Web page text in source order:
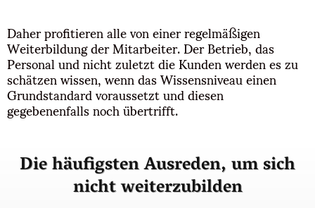
Daher profitieren alle von einer regelmäßigen
Weiterbildung der Mitarbeiter. Der Betrieb, das
Personal und nicht zuletzt die Kunden werden es zu
schätzen wissen, wenn das Wissensniveau einen
Grundstandard voraussetzt und diesen
gegebenenfalls noch übertrifft.
Die häufigsten Ausreden, um sich
nicht weiterzubilden